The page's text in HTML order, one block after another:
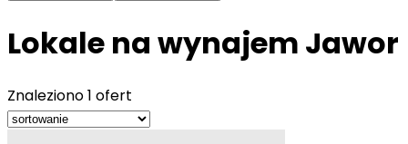
Lokale na wynajem Jawor
Znaleziono1 ofert